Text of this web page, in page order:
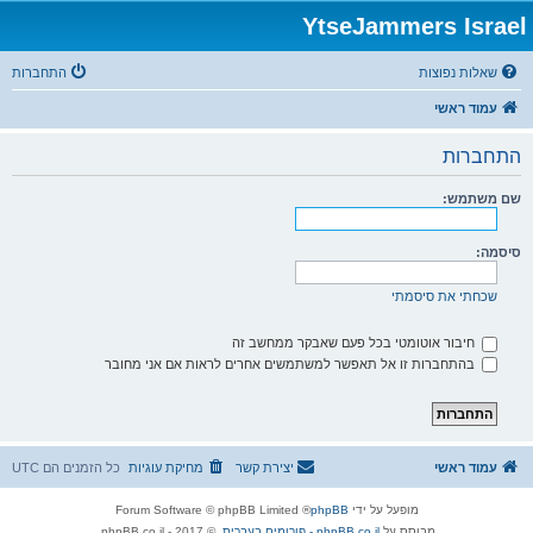
YtseJammers Israel
שאלות נפוצות התחברות
עמוד ראשי
התחברות
שם משתמש:
סיסמה:
שכחתי את סיסמתי
חיבור אוטומטי בכל פעם שאבקר ממחשב זה
בהתחברות זו אל תאפשר למשתמשים אחרים לראות אם אני מחובר
עמוד ראשי כל הזמנים הם UTC מחיקת עוגיות יצירת קשר
מופעל על ידי phpBB
® Forum Software © phpBB Limited